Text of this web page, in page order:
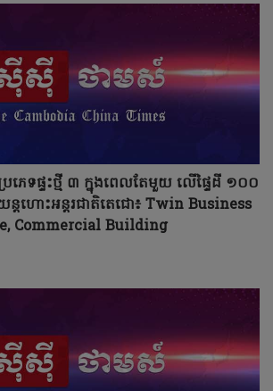
ភេទផ្ទះថ្មី ៣ ក្នុងពេលតែមួយ លើផ្ទៃដី ១០០
តហោះអន្តរជាតិតេជោ៖ Twin Business
Commercial Building